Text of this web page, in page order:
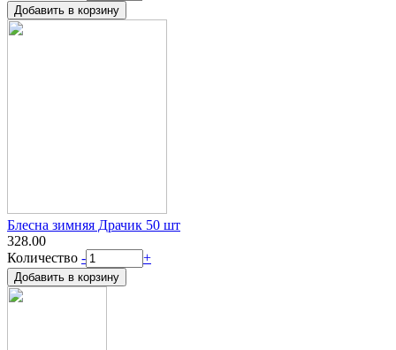
Блесна зимняя Драчик 50 шт
328.00
Количество - +